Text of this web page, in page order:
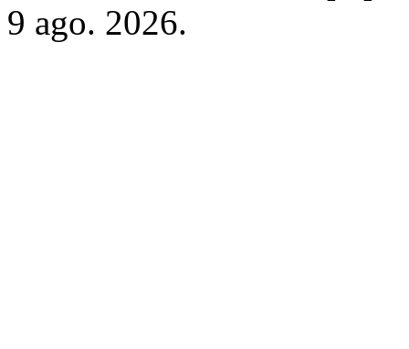
9 ago. 2026.